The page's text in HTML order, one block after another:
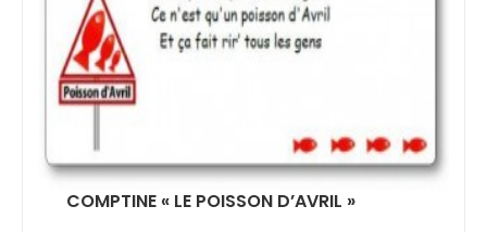
COMPTINE « LE POISSON D’AVRIL »